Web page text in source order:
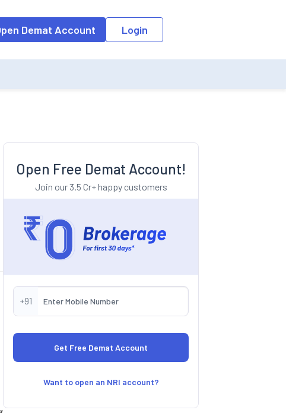
into the input field, the suggestion list will be updated as per the
Demat Account Login
Open Free Demat Account!
Join our 3.5 Cr+ happy customers
+91
Want to open an NRI account?